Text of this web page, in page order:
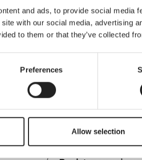
and ads, to provide social media
with our social media, advertising
to them or that they’ve collected
Preferences
Allow selection